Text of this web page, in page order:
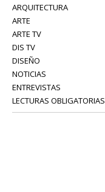
ARQUITECTURA
ARTE
ARTE TV
DIS TV
DISEÑO
NOTICIAS
ENTREVISTAS
LECTURAS OBLIGATORIAS